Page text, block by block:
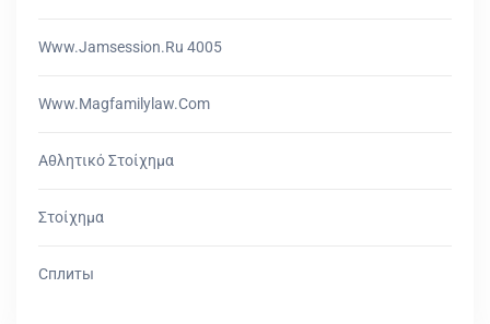
Www.jamsession.ru 4005
Www.magfamilylaw.com
Αθλητικό Στοίχημα
Στοίχημα
Сплиты